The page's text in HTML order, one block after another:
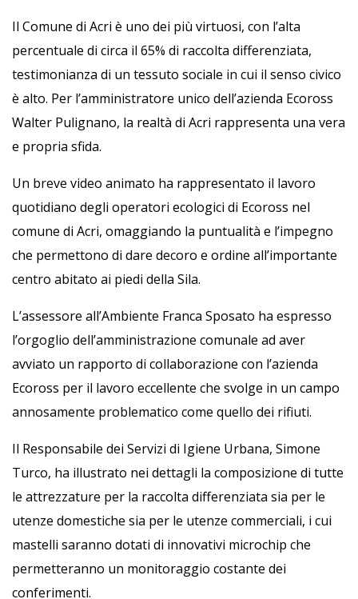
Il Comune di Acri è uno dei più virtuosi, con l’alta
percentuale di circa il 65% di raccolta differenziata,
testimonianza di un tessuto sociale in cui il senso civico
è alto. Per l’amministratore unico dell’azienda Ecoross
Walter Pulignano, la realtà di Acri rappresenta una vera
e propria sfida.
Un breve video animato ha rappresentato il lavoro
quotidiano degli operatori ecologici di Ecoross nel
comune di Acri, omaggiando la puntualità e l’impegno
che permettono di dare decoro e ordine all’importante
centro abitato ai piedi della Sila.
L’assessore all’Ambiente Franca Sposato ha espresso
l’orgoglio dell’amministrazione comunale ad aver
avviato un rapporto di collaborazione con l’azienda
Ecoross per il lavoro eccellente che svolge in un campo
annosamente problematico come quello dei rifiuti.
Il Responsabile dei Servizi di Igiene Urbana, Simone
Turco, ha illustrato nei dettagli la composizione di tutte
le attrezzature per la raccolta differenziata sia per le
utenze domestiche sia per le utenze commerciali, i cui
mastelli saranno dotati di innovativi microchip che
permetteranno un monitoraggio costante dei
conferimenti.